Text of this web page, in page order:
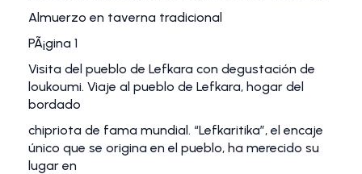
Almuerzo en taverna tradicional
PÃ¡gina 1
Visita del pueblo de Lefkara con degustación de
loukoumi. Viaje al pueblo de Lefkara, hogar del
bordado
chipriota de fama mundial. “Lefkaritika”, el encaje
único que se origina en el pueblo, ha merecido su
lugar en